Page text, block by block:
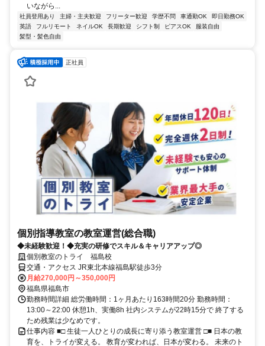
いながら...
社員登用あり 主婦・主夫歓迎 フリーター歓迎 学歴不問 車通勤OK
即日勤務OK
英語
フルリモート ネイルOK 長期歓迎 シフト制 ピアスOK
服装自由
髪型・髪色自由
正社員
個別指導教室の教室運営(総合職)
◆未経験歓迎！◆充実の研修でスキル＆キャリアアップ◎
個別教室のトライ 福島校
交通・アクセス JR東北本線福島駅徒歩3分
月給270,000円～350,000円
福島県福島市
勤務時間詳細 総労働時間：1ヶ月あたり163時間20分 勤務時間：
13:00～22:00 休憩1h、実働8h 社内システムが22時15分で 終了する
ため残業は少なめです。
仕事内容 ■□ 生徒一人ひとりの成長に寄り添う教室運営 □■ 日本の教
育を、トライが変える。 教育が変われば、日本が変わる。 未来のト